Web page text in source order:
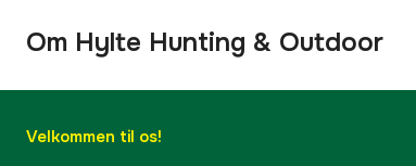
Om Hylte Hunting & Outdoor
Velkommen til os!